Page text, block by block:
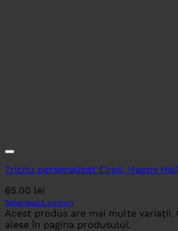
Tricou personalizat Copii, Happy
65.00 lei
Selectează opțiuni
Acest produs are mai multe
alese în pagina produsului.